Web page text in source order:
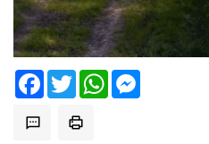
FacebookTwitter WhatsApp